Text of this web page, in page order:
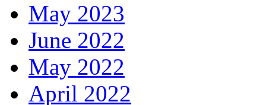
May 2023
June 2022
May 2022
April 2022